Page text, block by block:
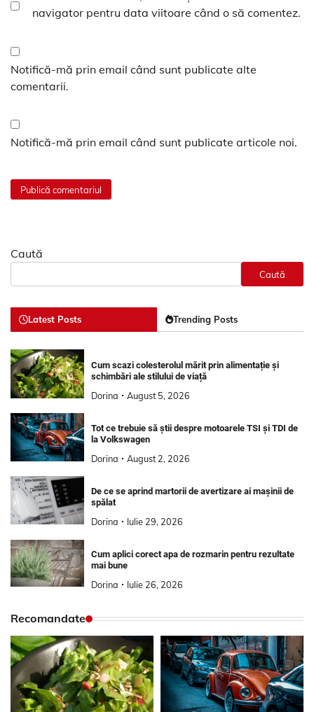
navigator pentru data viitoare când o să comentez.
Notifică-mă prin email când sunt publicate alte
comentarii.
Notifică-mă prin email când sunt publicate articole noi.
Caută
Caută
Latest Posts Trending Posts
Cum scazi colesterolul mărit prin alimentație și
schimbări ale stilului de viață
Dorina August 5, 2026
Tot ce trebuie să știi despre motoarele TSI și TDI de
la Volkswagen
Dorina August 2, 2026
De ce se aprind martorii de avertizare ai mașinii de
spălat
Dorina Iulie 29, 2026
Cum aplici corect apa de rozmarin pentru rezultate
mai bune
Dorina Iulie 26, 2026
Recomandate